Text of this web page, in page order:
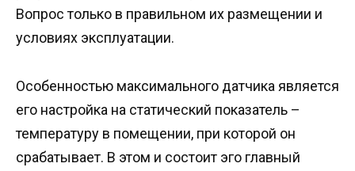
Вопрос только в правильном их размещении и
условиях эксплуатации.
Особенностью максимального датчика является
его настройка на статический показатель –
температуру в помещении, при которой он
срабатывает. В этом и состоит эго главный